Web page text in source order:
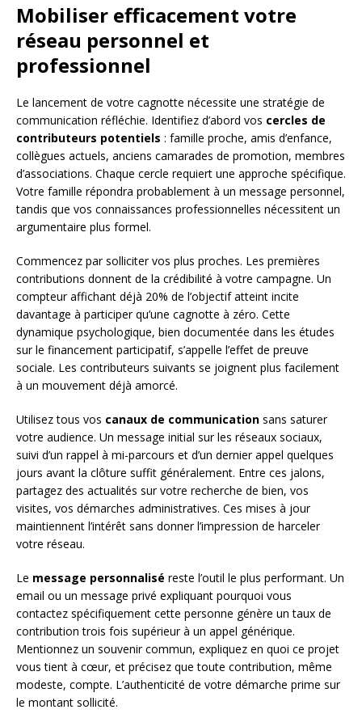
Mobiliser efficacement votre
réseau personnel et
professionnel
Le lancement de votre cagnotte nécessite une stratégie de
communication réfléchie. Identifiez d’abord vos cercles de
contributeurs potentiels : famille proche, amis d’enfance,
collègues actuels, anciens camarades de promotion, membres
d’associations. Chaque cercle requiert une approche spécifique.
Votre famille répondra probablement à un message personnel,
tandis que vos connaissances professionnelles nécessitent un
argumentaire plus formel.
Commencez par solliciter vos plus proches. Les premières
contributions donnent de la crédibilité à votre campagne. Un
compteur affichant déjà 20% de l’objectif atteint incite
davantage à participer qu’une cagnotte à zéro. Cette
dynamique psychologique, bien documentée dans les études
sur le financement participatif, s’appelle l’effet de preuve
sociale. Les contributeurs suivants se joignent plus facilement
à un mouvement déjà amorcé.
Utilisez tous vos canaux de communication sans saturer
votre audience. Un message initial sur les réseaux sociaux,
suivi d’un rappel à mi-parcours et d’un dernier appel quelques
jours avant la clôture suffit généralement. Entre ces jalons,
partagez des actualités sur votre recherche de bien, vos
visites, vos démarches administratives. Ces mises à jour
maintiennent l’intérêt sans donner l’impression de harceler
votre réseau.
Le message personnalisé reste l’outil le plus performant. Un
email ou un message privé expliquant pourquoi vous
contactez spécifiquement cette personne génère un taux de
contribution trois fois supérieur à un appel générique.
Mentionnez un souvenir commun, expliquez en quoi ce projet
vous tient à cœur, et précisez que toute contribution, même
modeste, compte. L’authenticité de votre démarche prime sur
le montant sollicité.